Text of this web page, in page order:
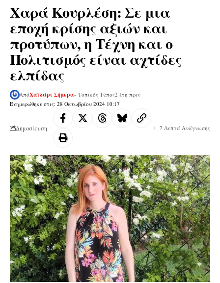
Χαρά Κουρλέση: Σε μια
εποχή κρίσης αξιών και
προτύπων, η Τέχνη και ο
Πολιτισμός είναι αχτίδες
ελπίδας
Ενημερώθηκε στις: 28 Οκτωβρίου 2024 10:17
ΑπόΧαϊδάρι Σήμερα- Τοπικός Τύπος2 έτη πριν
Δημοσίευση 7 Λεπτά Ανάγνωσης